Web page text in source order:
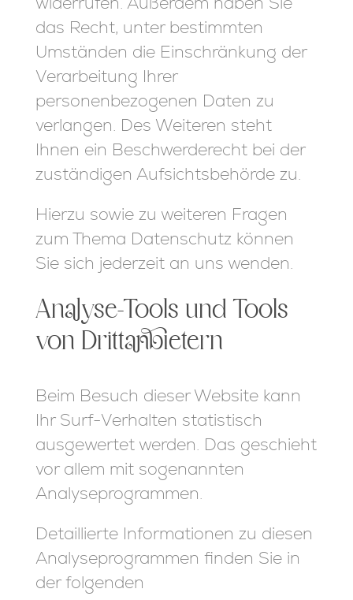
das Recht, unter bestimmten
Umständen die Einschränkung der
Verarbeitung Ihrer
personenbezogenen Daten zu
verlangen. Des Weiteren steht
Ihnen ein Beschwerderecht bei der
zuständigen Aufsichtsbehörde zu.
Hierzu sowie zu weiteren Fragen
zum Thema Datenschutz können
Sie sich jederzeit an uns wenden.
Analyse-Tools und Tools
von Dritt­anbietern
Beim Besuch dieser Website kann
Ihr Surf-Verhalten statistisch
ausgewertet werden. Das geschieht
vor allem mit sogenannten
Analyseprogrammen.
Detaillierte Informationen zu diesen
Analyseprogrammen finden Sie in
der folgenden